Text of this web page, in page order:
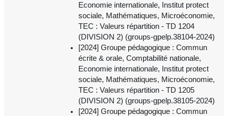
Economie internationale, Institut protect
sociale, Mathématiques, Microéconomie,
TEC : Valeurs répartition - TD 1204
(DIVISION 2) (groups-gpelp.38104-2024)
[2024] Groupe pédagogique : Commun
écrite & orale, Comptabilité nationale,
Economie internationale, Institut protect
sociale, Mathématiques, Microéconomie,
TEC : Valeurs répartition - TD 1205
(DIVISION 2) (groups-gpelp.38105-2024)
[2024] Groupe pédagogique : Commun